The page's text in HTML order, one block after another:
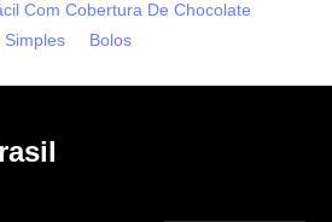
Com Cobertura De Chocolate
Simples
Bolos